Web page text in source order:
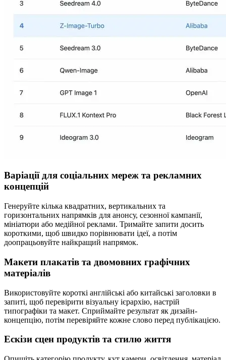
Варіації для соціальних мереж та рекламних
концепцій
Генеруйте кілька квадратних, вертикальних та
горизонтальних напрямків для анонсу, сезонної кампанії,
мініатюри або медійної реклами. Тримайте запити досить
короткими, щоб швидко порівнювати ідеї, а потім
доопрацьовуйте найкращий напрямок.
Макети плакатів та двомовних графічних
матеріалів
Використовуйте короткі англійські або китайські заголовки в
запиті, щоб перевірити візуальну ієрархію, настрій
типографіки та макет. Сприймайте результат як дизайн-
концепцію, потім перевіряйте кожне слово перед публікацією.
Ескізи сцен продуктів та стилю життя